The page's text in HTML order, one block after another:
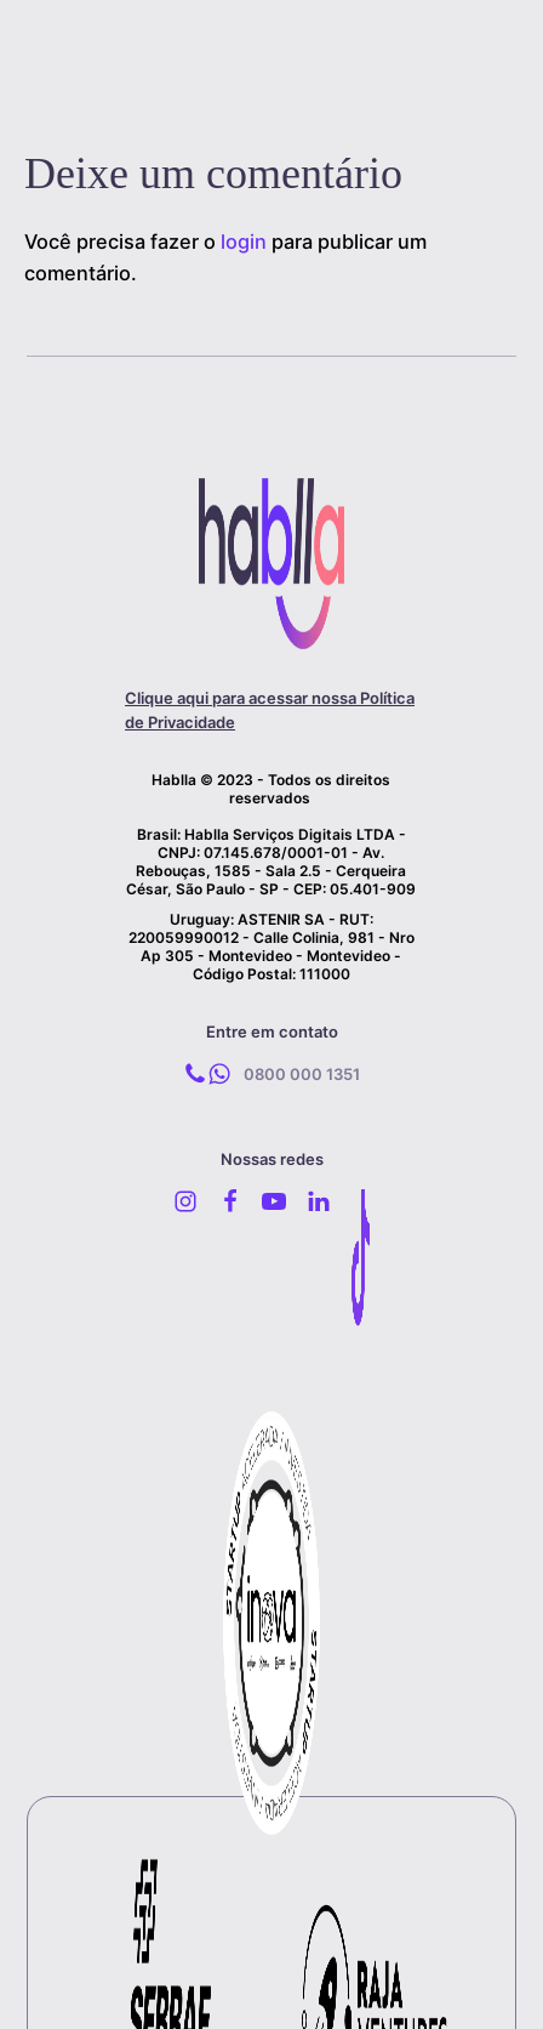
Deixe um comentário
Você precisa fazer o login para publicar um
comentário.
Clique aqui para acessar nossa Política
de Privacidade
Hablla © 2023 - Todos os direitos
reservados
Brasil: Hablla Serviços Digitais LTDA -
CNPJ: 07.145.678/0001-01 - Av.
Rebouças, 1585 - Sala 2.5 - Cerqueira
César, São Paulo - SP - CEP: 05.401-909
Uruguay: ASTENIR SA - RUT:
220059990012 - Calle Colinia, 981 - Nro
Ap 305 - Montevideo - Montevideo -
Código Postal: 111000
Entre em contato
0800 000 1351
Nossas redes